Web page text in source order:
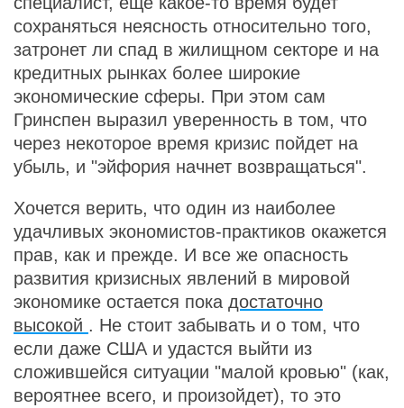
сохраняться неясность относительно того,
затронет ли спад в жилищном секторе и на
кредитных рынках более широкие
экономические сферы. При этом сам
Гринспен выразил уверенность в том, что
через некоторое время кризис пойдет на
убыль, и "эйфория начнет возвращаться".
Хочется верить, что один из наиболее
удачливых экономистов-практиков окажется
прав, как и прежде. И все же опасность
развития кризисных явлений в мировой
экономике остается пока достаточно
высокой . Не стоит забывать и о том, что
если даже США и удастся выйти из
сложившейся ситуации "малой кровью" (как,
вероятнее всего, и произойдет), то это